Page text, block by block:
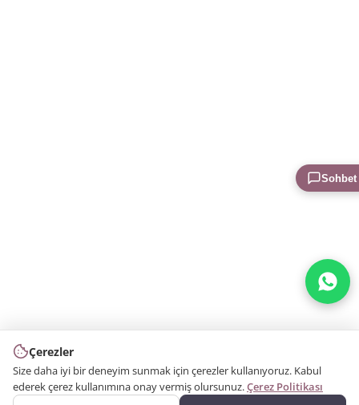
Çerezler
Size daha iyi bir deneyim sunmak için çerezler kullanıyoruz. Kabul
ederek çerez kullanımına onay vermiş olursunuz.Çerez Politikası
Sohbet